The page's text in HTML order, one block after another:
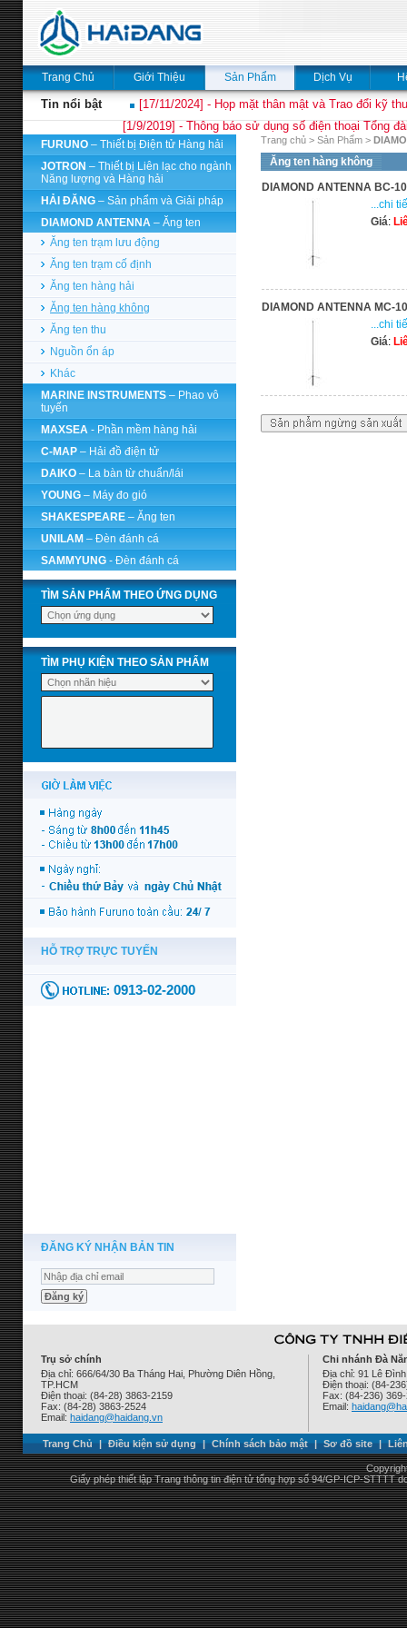
Trang Chủ Giới Thiệu Sản Phẩm Dịch Vụ
Tin nổi bật
[17/11/2024] - Họp mặt thân mật và Trao đổi kỹ
[1/9/2019] - Thông báo sử dụng số điện thoại Tổng
FURUNO – Thiết bị Điện tử Hàng hải
JOTRON – Thiết bị Liên lạc cho ngành
Năng lượng và Hàng hải
HẢI ĐĂNG – Sản phẩm và Giải pháp
DIAMOND ANTENNA – Ăng ten
Ăng ten trạm lưu động
Ăng ten trạm cố định
Ăng ten hàng hải
Ăng ten hàng không
Ăng ten thu
Nguồn ổn áp
Khác
MARINE INSTRUMENTS – Phao vô
tuyến
MAXSEA - Phần mềm hàng hải
C-MAP – Hải đồ điện tử
DAIKO – La bàn từ chuẩn/lái
YOUNG – Máy đo gió
SHAKESPEARE – Ăng ten
UNILAM – Đèn đánh cá
SAMMYUNG - Đèn đánh cá
TÌM SẢN PHẨM THEO ỨNG DỤNG
TÌM PHỤ KIỆN THEO SẢN PHẨM
ĐĂNG KÝ NHẬN BẢN TIN
Trang chủ > Sản Phẩm >
Ăng ten hàng không
DIAMOND ANTENNA BC-
...chi
Giá:
DIAMOND ANTENNA MC-
...chi
Giá:
Trụ sở chính
Địa chỉ: 666/64/30 Ba Tháng Hai, Phường Diên Hồng,
TP.HCM
Điện thoại: (84-28) 3863-2159
Fax: (84-28) 3863-2524
Email: haidang@haidang.vn
Chi nhánh Đà
Địa chỉ: 91 Lê
Điện thoại: (84-
Fax: (84-236)
Email:
Trang Chủ | Điều kiện sử dụng | Chính sách bảo mật | Sơ đồ site |
Giấy phép thiết lập Trang thông tin điện tử tổng hợp số 94/GP-ICP-STTTT